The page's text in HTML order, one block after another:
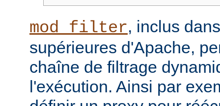
mod_filter, inclus
supérieures d'Apache,
chaîne de filtrage
l'exécution. Ainsi par